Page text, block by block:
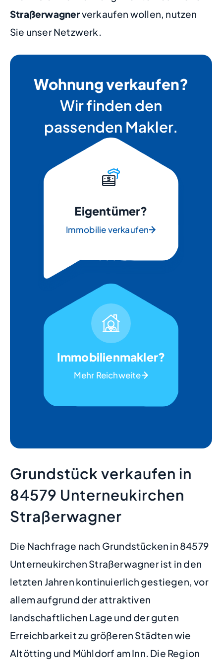
Straßerwagnerverkaufen wollen, nutzen
Sie unser Netzwerk.
Wohnung verkaufen?
Wir finden den
passenden Makler.
Eigentümer?
Immobilie verkaufen
Immobilienmakler?
Mehr Reichweite
Grundstück verkaufen in
84579 Unterneukirchen
Straßerwagner
Die Nachfrage nach Grundstücken in 84579
Unterneukirchen Straßerwagner ist in den
letzten Jahren kontinuierlich gestiegen, vor
allem aufgrund der attraktiven
landschaftlichen Lage und der guten
Erreichbarkeit zu größeren Städten wie
Altötting und Mühldorf am Inn. Die Region